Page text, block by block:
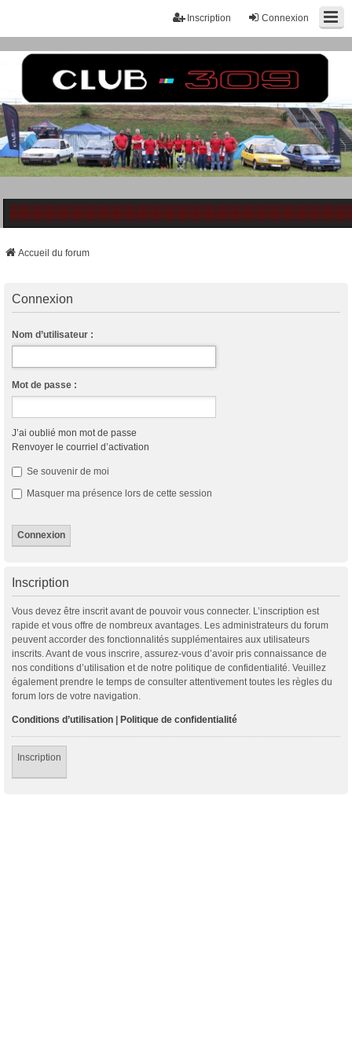
Connexion
Inscription
Accueil du forum
Connexion
Nom d’utilisateur :
Mot de passe :
J’ai oublié mon mot de passe
Renvoyer le courriel d’activation
Se souvenir de moi
Masquer ma présence lors de cette session
Inscription
Vous devez être inscrit avant de pouvoir vous connecter. L’inscription est
rapide et vous offre de nombreux avantages. Les administrateurs du forum
peuvent accorder des fonctionnalités supplémentaires aux utilisateurs
inscrits. Avant de vous inscrire, assurez-vous d’avoir pris connaissance de
nos conditions d’utilisation et de notre politique de confidentialité. Veuillez
également prendre le temps de consulter attentivement toutes les règles du
forum lors de votre navigation.
Conditions d’utilisation | Politique de confidentialité
Inscription